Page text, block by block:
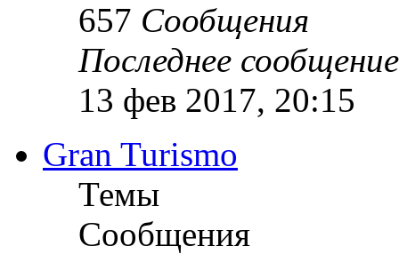
657 Сообщения
Последнее сообщение
13 фев 2017, 20:15
Gran Turismo
Темы
Сообщения